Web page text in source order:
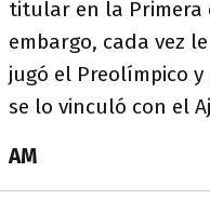
titular en la Primera
embargo, cada vez
jugó el Preolímpico
se lo vinculó con el
AM